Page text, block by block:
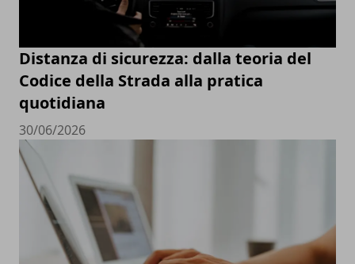
Distanza di sicurezza: dalla teoria del
Codice della Strada alla pratica
quotidiana
30/06/2026